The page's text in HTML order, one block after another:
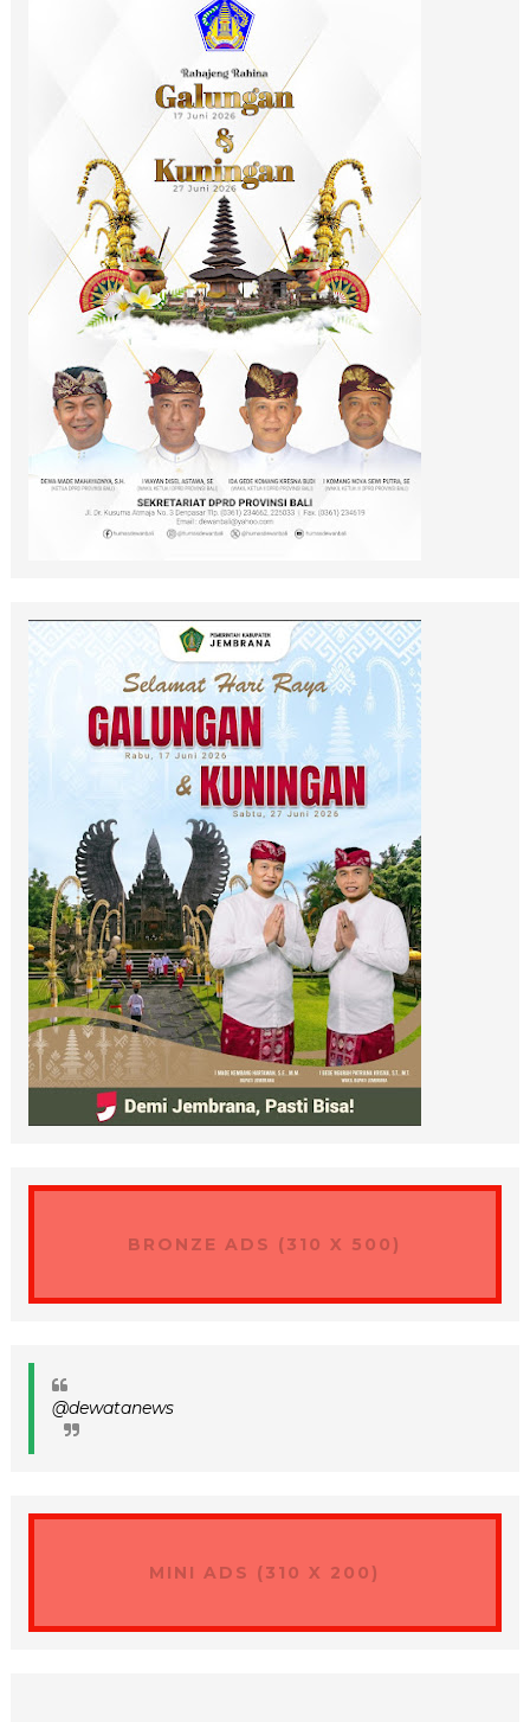
BRONZE ADS (310 X 500)
@dewatanews
MINI ADS (310 X 200)